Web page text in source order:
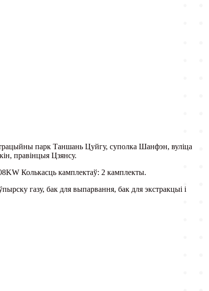
парк Таншань Цуйгу, суполка Шанфэн, вуліца
правінцыя Цзянсу.
Колькасць камплектаў: ​​2 камплекты.
газу, бак для выпарвання, бак для экстракцыі і